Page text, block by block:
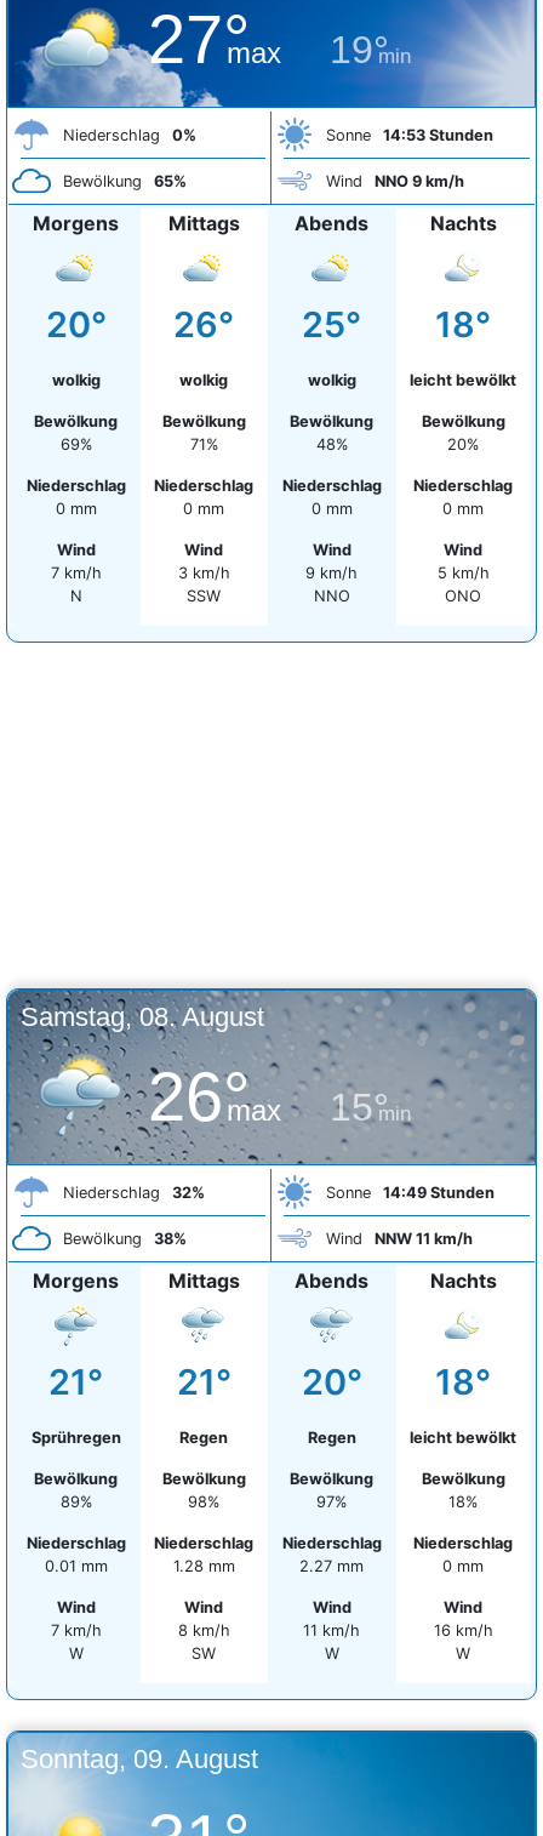
27°
max 19°
min
Niederschlag 0%
Bewölkung 65%
Sonne 14:53 Stunden
Wind NNO 9 km/h
Morgens
20°
wolkig
Bewölkung
69%
Niederschlag
0 mm
Wind
7 km/h
N
Mittags
26°
wolkig
Bewölkung
71%
Niederschlag
0 mm
Wind
3 km/h
SSW
Abends
25°
wolkig
Bewölkung
48%
Niederschlag
0 mm
Wind
9 km/h
NNO
Nachts
18°
leicht bewölkt
Bewölkung
20%
Niederschlag
0 mm
Wind
5 km/h
ONO
Samstag, 08. August
26°
max 15°
min
Niederschlag 32%
Bewölkung 38%
Sonne 14:49 Stunden
Wind NNW 11 km/h
Morgens
21°
Sprühregen
Bewölkung
89%
Niederschlag
0.01 mm
Wind
7 km/h
W
Mittags
21°
Regen
Bewölkung
98%
Niederschlag
1.28 mm
Wind
8 km/h
SW
Abends
20°
Regen
Bewölkung
97%
Niederschlag
2.27 mm
Wind
11 km/h
W
Nachts
18°
leicht bewölkt
Bewölkung
18%
Niederschlag
0 mm
Wind
16 km/h
W
Sonntag, 09. August